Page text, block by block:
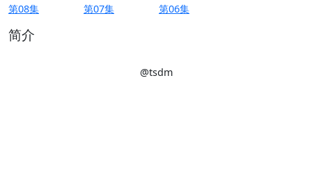
第08集
第07集 第06集
简介
@tsdm